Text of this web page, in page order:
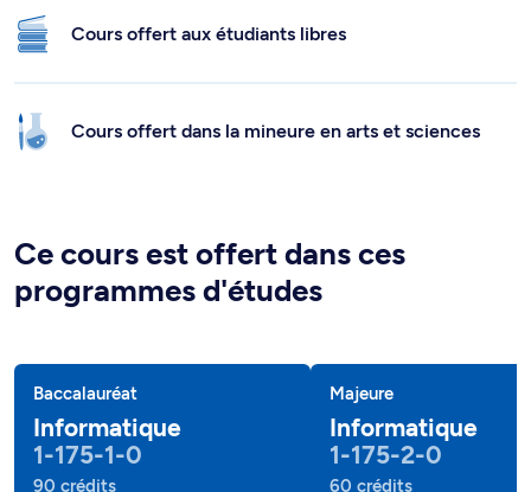
Cours offert aux étudiants libres
Cours offert dans la mineure en arts et sciences
Ce cours est offert dans ces
programmes d'études
Baccalauréat
Informatique
1-175-1-0
90 crédits
Majeure
Informatique
1-175-2-0
60 crédits